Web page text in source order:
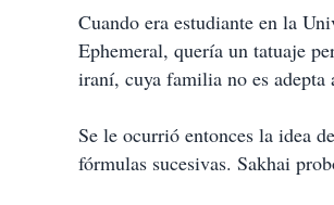
Cuando era estudiante en la
Ephemeral, quería un tatuaje
iraní, cuya familia no es adepta
Se le ocurrió entonces la idea
fórmulas sucesivas. Sakhai